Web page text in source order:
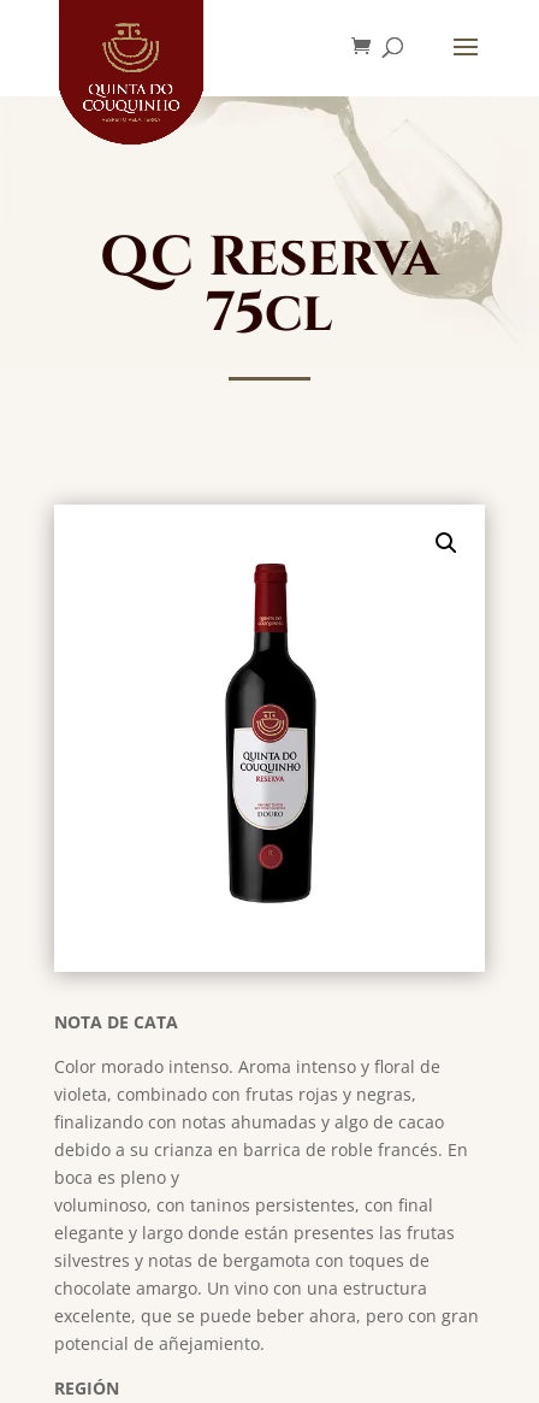
QC Reserva
75cl
NOTA DE CATA
Color morado intenso. Aroma intenso y floral de
violeta, combinado con frutas rojas y negras,
finalizando con notas ahumadas y algo de cacao
debido a su crianza en barrica de roble francés. En
boca es pleno y
voluminoso, con taninos persistentes, con final
elegante y largo donde están presentes las frutas
silvestres y notas de bergamota con toques de
chocolate amargo. Un vino con una estructura
excelente, que se puede beber ahora, pero con gran
potencial de añejamiento.
REGIÓN